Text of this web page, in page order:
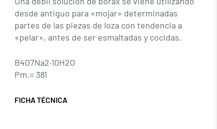
desde antiguo para «mojar» determinadas
partes de las piezas de loza con tendencia a
«pelar», antes de ser esmaltadas y cocidas.
B4O7Na2·10H2O
Pm.= 381
FICHA TÉCNICA